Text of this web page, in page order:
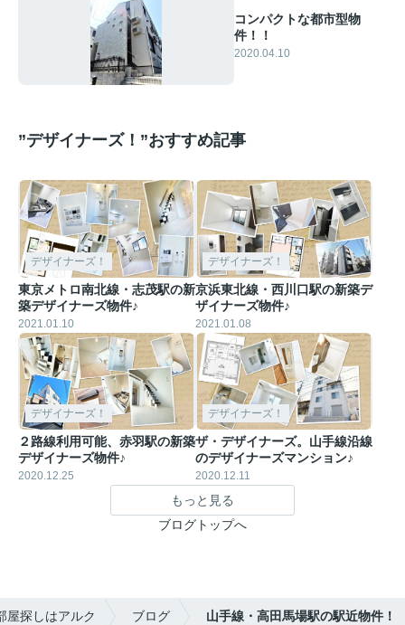
コンパクトな都市型物
件！！
2020.04.10
”デザイナーズ！”おすすめ記事
デザイナーズ！
東京メトロ南北線・志茂駅の新
築デザイナーズ物件♪
2021.01.10
デザイナーズ！
京浜東北線・西川口駅の新築デ
ザイナーズ物件♪
2021.01.08
デザイナーズ！
２路線利用可能、赤羽駅の新築
デザイナーズ物件♪
2020.12.25
デザイナーズ！
ザ・デザイナーズ。山手線沿線
のデザイナーズマンション♪
2020.12.11
もっと見る
ブログトップへ
屋探しはアルク ブログ 山手線・高田馬場駅の駅近物件！